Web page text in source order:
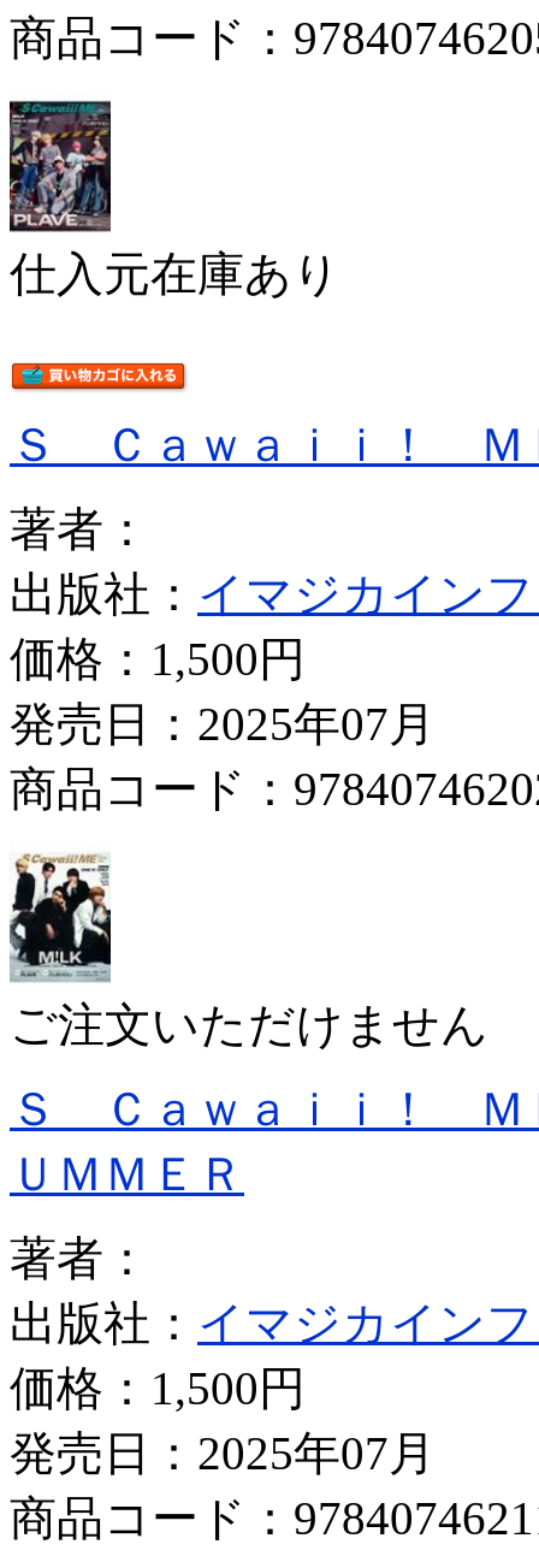
商品コード：
仕入元在庫あり
Ｓ Ｃａｗａｉｉ！
著者：
出版社： イマジカイン
価格： 1,500円
発売日：2025年07月
商品コード：
ご注文いただけません
Ｓ Ｃａｗａｉｉ！
ＵＭＭＥＲ
著者：
出版社： イマジカイン
価格： 1,500円
発売日：2025年07月
商品コード：